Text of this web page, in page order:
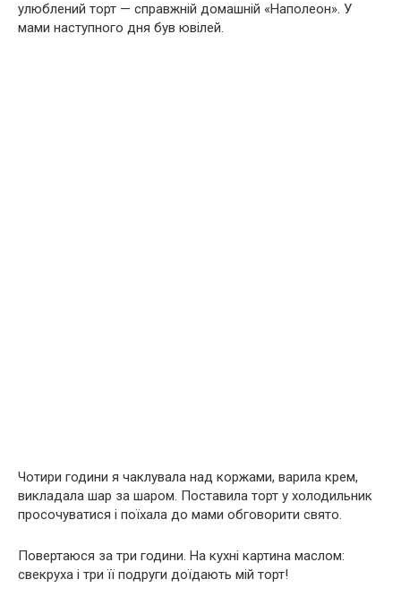
улюблений торт — справжній домашній «Наполеон». У
мами наступного дня був ювілей.
Чотири години я чаклувала над коржами, варила крем,
викладала шар за шаром. Поставила торт у холодильник
просочуватися і поїхала до мами обговорити свято.
Повертаюся за три години. На кухні картина маслом:
свекруха і три її подруги доїдають мій торт!